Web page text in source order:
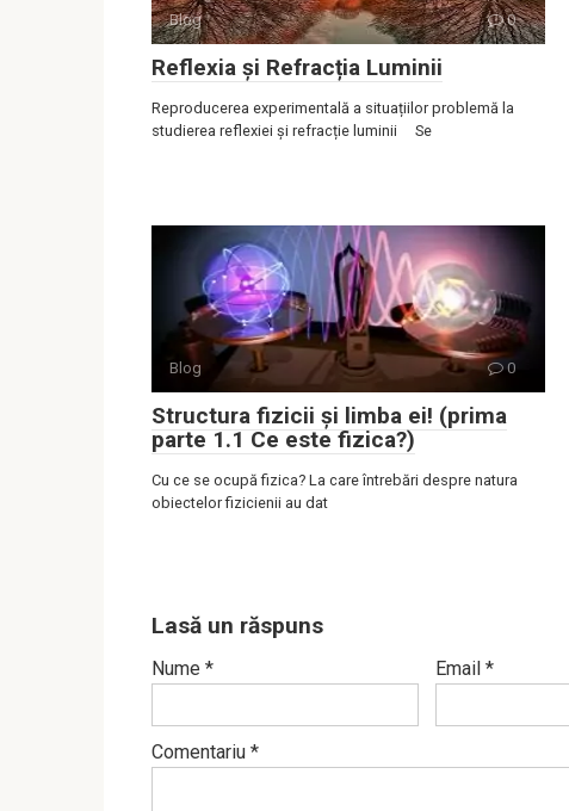
Blog 0
Reflexia și Refracția Luminii
Reproducerea experimentală a situațiilor problemă la
studierea reflexiei și refracție luminii Se
Blog 0
Structura fizicii și limba ei! (prima
parte 1.1 Ce este fizica?)
Cu ce se ocupă fizica? La care întrebări despre natura
obiectelor fizicienii au dat
Lasă un răspuns
Nume * Email *
Comentariu *